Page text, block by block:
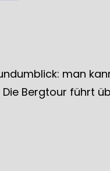
man
Bergtour führt